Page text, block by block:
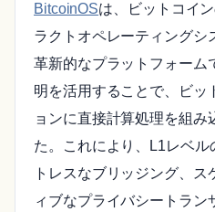
BitcoinOSは、ビットコイ
ラクトオペレーティングシ
革新的なプラットフォーム
明を活用することで、ビッ
ョンに直接計算処理を組み
た。これにより、L1レベ
トレスなブリッジング、
ィブなプライバシートラン